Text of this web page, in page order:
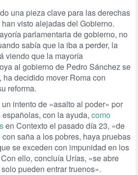
una pieza clave para las derechas
visto alejadas del Gobierno.
parlamentaria de gobierno, no
sabía que la iba a perder, la
viendo que la mayoría
al gobierno de Pedro Sánchez se
decidido mover Roma con
reforma.
intento de «asalto al poder» por
con la ayuda, como
en Contexto el pasado día 23, «de
saña a los pobres, haya pruebas
se exceden con impunidad en los
ello, concluía Urías, «se abre
pueden entrar truenos».